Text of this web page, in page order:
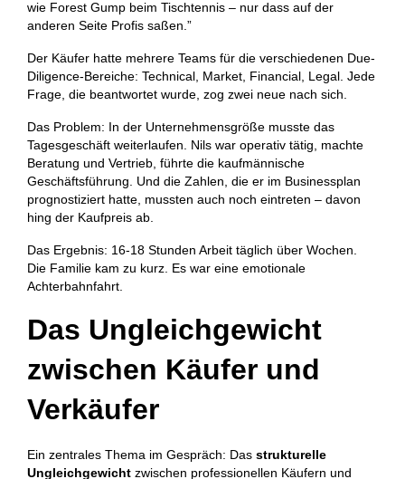
wie Forest Gump beim Tischtennis – nur dass auf der
anderen Seite Profis saßen.”
Der Käufer hatte mehrere Teams für die verschiedenen Due-
Diligence-Bereiche: Technical, Market, Financial, Legal. Jede
Frage, die beantwortet wurde, zog zwei neue nach sich.
Das Problem: In der Unternehmensgröße musste das
Tagesgeschäft weiterlaufen. Nils war operativ tätig, machte
Beratung und Vertrieb, führte die kaufmännische
Geschäftsführung. Und die Zahlen, die er im Businessplan
prognostiziert hatte, mussten auch noch eintreten – davon
hing der Kaufpreis ab.
Das Ergebnis: 16-18 Stunden Arbeit täglich über Wochen.
Die Familie kam zu kurz. Es war eine emotionale
Achterbahnfahrt.
Das Ungleichgewicht
zwischen Käufer und
Verkäufer
Ein zentrales Thema im Gespräch: Das strukturelle
Ungleichgewicht zwischen professionellen Käufern und